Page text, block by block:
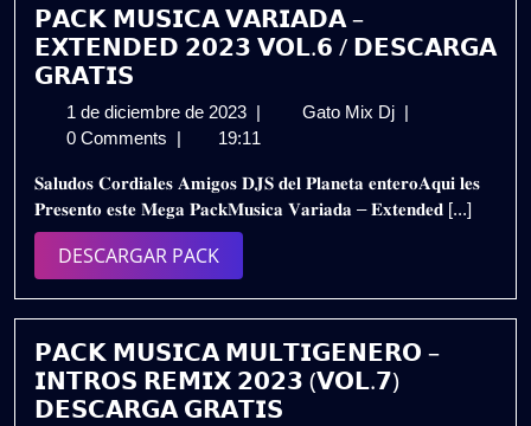
𝗣𝗔𝗖𝗞 𝗠𝗨𝗦𝗜𝗖𝗔 𝗩𝗔𝗥𝗜𝗔𝗗𝗔 –
𝗘𝗫𝗧𝗘𝗡𝗗𝗘𝗗 𝟮𝟬𝟮𝟯 𝗩𝗢𝗟.𝟲 / 𝗗𝗘𝗦𝗖𝗔𝗥𝗚𝗔
𝗚𝗥𝗔𝗧𝗜𝗦
1 de diciembre de 2023 1
de
de
2023
| Gato Mix Dj 𝗣𝗔𝗖𝗞
–
𝗘𝗫𝗧𝗘𝗡𝗗𝗘𝗗
𝗗𝗘𝗦𝗖𝗔𝗥𝗚𝗔
𝗚𝗥𝗔𝗧𝗜𝗦
|
0 Comments | 19:11
𝐒𝐚𝐥𝐮𝐝𝐨𝐬 𝐂𝐨𝐫𝐝𝐢𝐚𝐥𝐞𝐬 𝐀𝐦𝐢𝐠𝐨𝐬 𝐃𝐉𝐒 𝐝𝐞𝐥 𝐏𝐥𝐚𝐧𝐞𝐭𝐚 𝐞𝐧𝐭𝐞𝐫𝐨𝐀𝐪𝐮𝐢 𝐥𝐞𝐬
𝐏𝐫𝐞𝐬𝐞𝐧𝐭𝐨 𝐞𝐬𝐭𝐞 𝐌𝐞𝐠𝐚 𝐏𝐚𝐜𝐤𝐌𝐮𝐬𝐢𝐜𝐚 𝐕𝐚𝐫𝐢𝐚𝐝𝐚 – 𝐄𝐱𝐭𝐞𝐧𝐝𝐞𝐝 [...]
DESCARGAR PACKDESCARGAR
PACK
𝗣𝗔𝗖𝗞 𝗠𝗨𝗦𝗜𝗖𝗔 𝗠𝗨𝗟𝗧𝗜𝗚𝗘𝗡𝗘𝗥𝗢 –
𝗜𝗡𝗧𝗥𝗢𝗦 𝗥𝗘𝗠𝗜𝗫 𝟮𝟬𝟮𝟯 (𝗩𝗢𝗟.𝟳)
𝗗𝗘𝗦𝗖𝗔𝗥𝗚𝗔 𝗚𝗥𝗔𝗧𝗜𝗦